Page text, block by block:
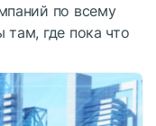
по всему
где пока что